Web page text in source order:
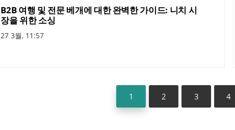
B2B 여행 및 전문 베개에 대한 완벽한 가이드: 니치 시
장을 위한 소싱
27 3월, 11:57
1 2 3 4